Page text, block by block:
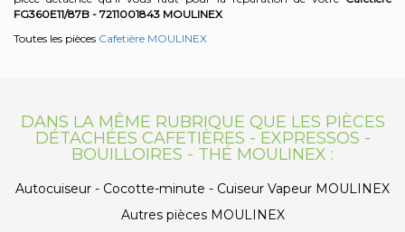
FG360E11/87B - 7211001843 MOULINEX
Toutes les pièces Cafetière MOULINEX
DANS LA MÊME RUBRIQUE QUE LES PIÈCES
DÉTACHÉES CAFETIÈRES - EXPRESSOS -
BOUILLOIRES - THÉ MOULINEX :
Autocuiseur - Cocotte-minute - Cuiseur Vapeur MOULINEX
Autres pièces MOULINEX